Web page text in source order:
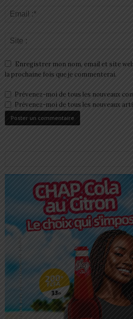
Enregistrer mon nom, email et site
la prochaine fois que je commenterai.
Prévenez-moi de tous les nouveaux
Prévenez-moi de tous les nouveaux